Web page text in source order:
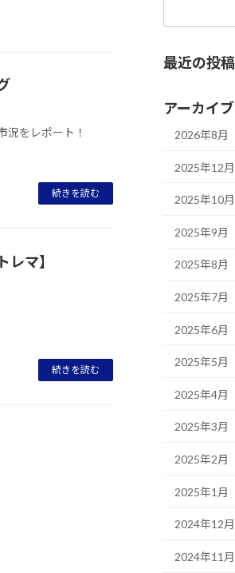
況をレポート！
続きを読む
マ】
続きを読む
最近の投稿
アーカイブ
2026年8月
2025年12月
2025年10月
2025年9月
2025年8月
2025年7月
2025年6月
2025年5月
2025年4月
2025年3月
2025年2月
2025年1月
2024年12月
2024年11月